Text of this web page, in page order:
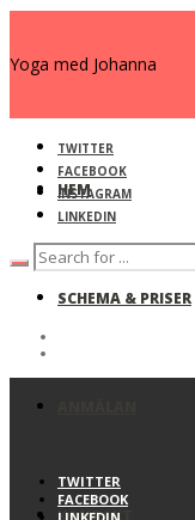
Yoga med Johanna
HEM
SCHEMA & PRISER
KONTAKT
TWITTER
FACEBOOK
INSTAGRAM
LINKEDIN
TWITTER
FACEBOOK